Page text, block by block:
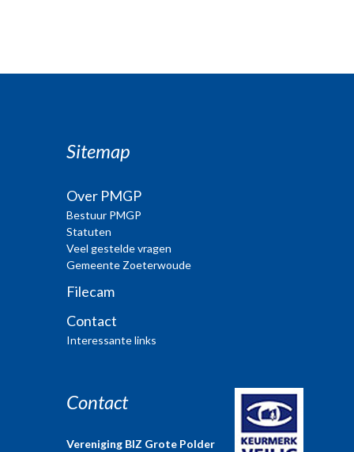
Sitemap
Over PMGP
Bestuur PMGP
Statuten
Veel gestelde vragen
Gemeente Zoeterwoude
Filecam
Contact
Interessante links
Contact
Vereniging BIZ Grote Polder